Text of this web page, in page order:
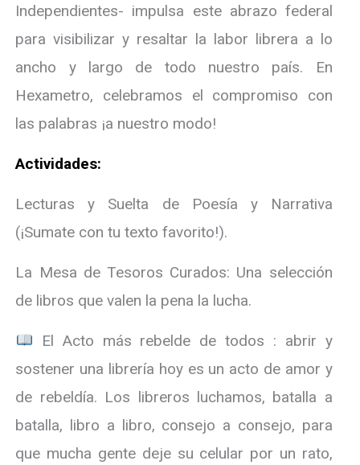
Independientes- impulsa este abrazo federal
para visibilizar y resaltar la labor librera a lo
ancho y largo de todo nuestro país. En
Hexametro, celebramos el compromiso con
las palabras ¡a nuestro modo!
Actividades:
Lecturas y Suelta de Poesía y Narrativa
(¡Sumate con tu texto favorito!).
La Mesa de Tesoros Curados: Una selección
de libros que valen la pena la lucha.
El Acto más rebelde de todos : abrir y
sostener una librería hoy es un acto de amor y
de rebeldía. Los libreros luchamos, batalla a
batalla, libro a libro, consejo a consejo, para
que mucha gente deje su celular por un rato,